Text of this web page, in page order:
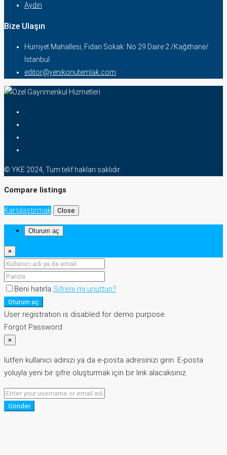
Aydın
Bize Ulaşın
Hürriyet Mahallesi, Fidan Sokak. No 29 Daire 2 /Kağıthane/
İstanbul
editor@yenikonutemlak.com
© YKE 2024, Tüm telif hakları saklıdır.
Compare listings
Karşılaştırmak Close
Oturum aç
×
Beni hatırla Şifreni mi unuttun?
Oturum aç
User registration is disabled for demo purpose.
Forgot Password
×
lütfen kullanıcı adınızı ya da e-posta adresinizi girin. E-posta
yoluyla yeni bir şifre oluşturmak için bir link alacaksınız.
Gönder